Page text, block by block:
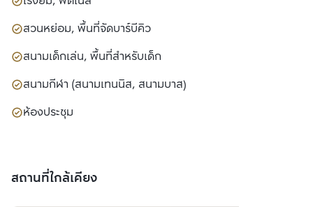
สวนหย่อม, พื้นที่จัดบาร์บีคิว
สนามเด็กเล่น, พื้นที่สำหรับเด็ก
สนามกีฬา (สนามเทนนิส, สนามบาส)
ห้องประชุม
สถานที่ใกล้เคียง